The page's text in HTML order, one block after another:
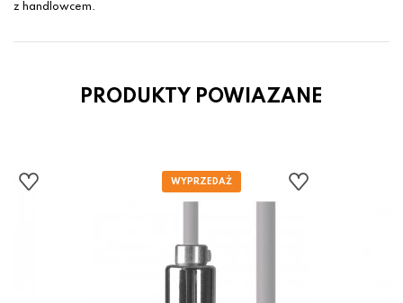
z handlowcem.
PRODUKTY POWIAZANE